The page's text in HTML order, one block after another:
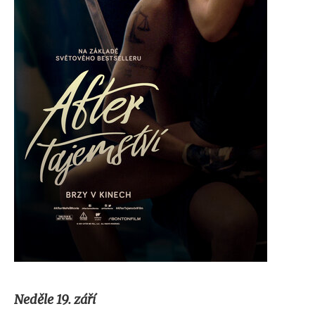
Neděle 19. září